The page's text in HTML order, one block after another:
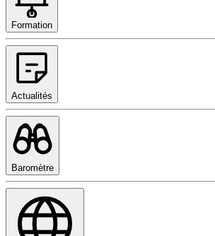
Formation
Actualités
Baromètre